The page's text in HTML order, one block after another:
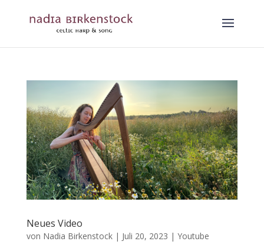
Neues Video
von Nadia Birkenstock| Juli 20, 2023 | Youtube